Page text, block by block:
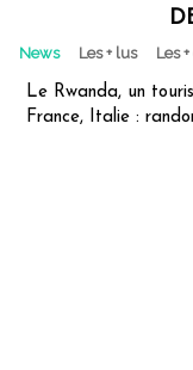
News Les + lus Les
Le Rwanda, un
France, Italie :